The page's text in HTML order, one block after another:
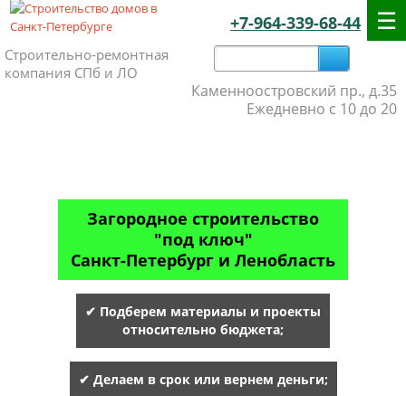
+7-964-339-68-44
Строительно-ремонтная
компания СПб и ЛО
Каменноостровский пр., д.35
Ежедневно с 10 до 20
Загородное строительство
"под ключ"
Санкт-Петербург и Ленобласть
✔ Подберем материалы и проекты
относительно бюджета;
✔ Делаем в срок или вернем деньги;